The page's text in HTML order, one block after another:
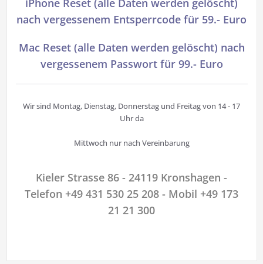
iPhone Reset (alle Daten werden gelöscht)
nach vergessenem Entsperrcode für 59.- Euro
Mac Reset (alle Daten werden gelöscht) nach
vergessenem Passwort für 99.- Euro
Wir sind Montag, Dienstag, Donnerstag und Freitag von 14 - 17
Uhr da
Mittwoch nur nach Vereinbarung
Kieler Strasse 86 - 24119 Kronshagen -
Telefon +49 431 530 25 208 - Mobil +49 173
21 21 300